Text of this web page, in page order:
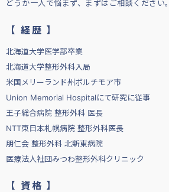
どうか一人で悩まず、まずはご相談ください。
【 経歴 】
北海道大学医学部卒業
北海道大学整形外科入局
米国メリーランド州ボルチモア市
Union Memorial Hospitalにて研究に従事
王子総合病院 整形外科 医長
NTT東日本札幌病院 整形外科医長
朋仁会 整形外科 北新東病院
医療法人社団みつわ整形外科クリニック
【 資格 】